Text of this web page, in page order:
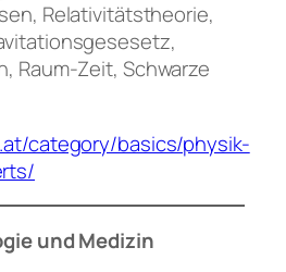
Relativitätstheorie,
Raum-Zeit, Schwarze
category/basics/physik-
und Medizin